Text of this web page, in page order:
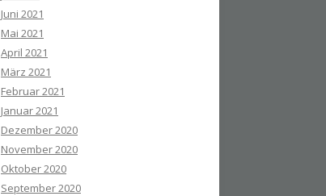
Juni 2021
Mai 2021
April 2021
März 2021
Februar 2021
Januar 2021
Dezember 2020
November 2020
Oktober 2020
September 2020